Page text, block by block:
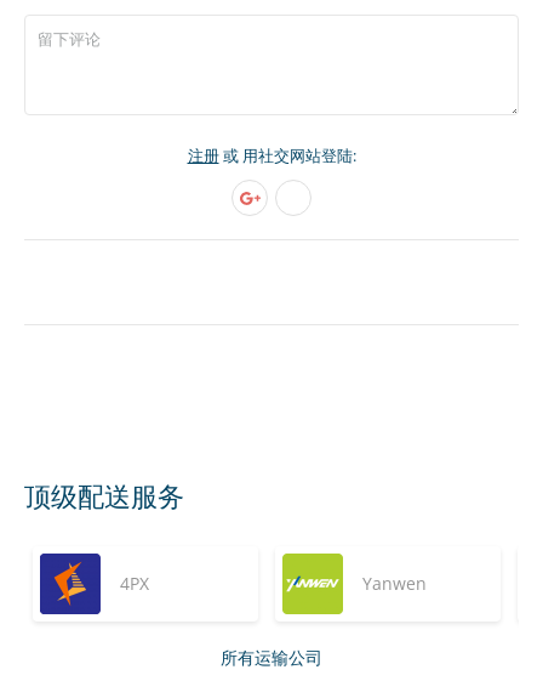
注册或 用社交网站登陆:
顶级配送服务
4PX Yanwen
所有运输公司